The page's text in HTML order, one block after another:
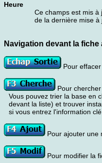
Heure
Ce champs est mis
de la dernière mise à
Navigation devant la
Pour
Pour
Vous pouvez trier la base en
devant la liste) et trouver
si vous entrez l'information
Pour ajouter une
Pour modifier la